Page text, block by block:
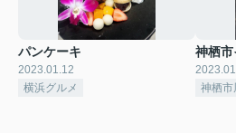
パンケーキ
2023.01.12
横浜グルメ
神栖市
神栖市